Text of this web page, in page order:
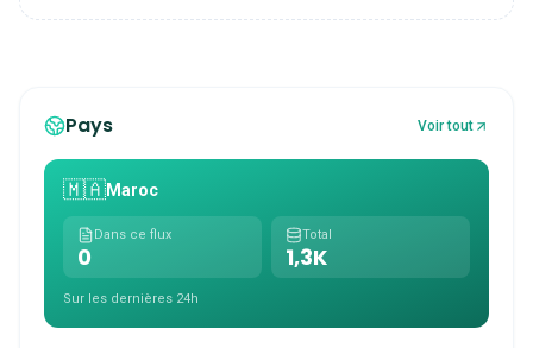
Pays Voir tout
🇲🇦Maroc
Dans ce flux
0
Total
1,3K
Sur les dernières 24h